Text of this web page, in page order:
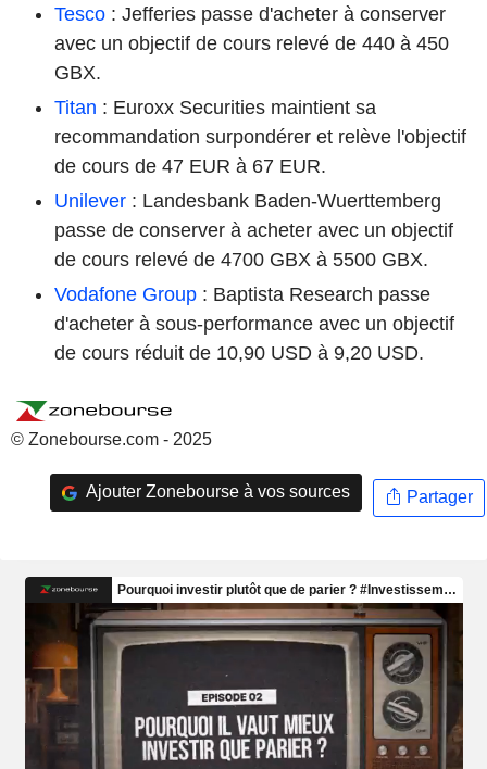
Tesco : Jefferies passe d'acheter à conserver
avec un objectif de cours relevé de 440 à 450
GBX.
Titan : Euroxx Securities maintient sa
recommandation surpondérer et relève l'objectif
de cours de 47 EUR à 67 EUR.
Unilever : Landesbank Baden-Wuerttemberg
passe de conserver à acheter avec un objectif
de cours relevé de 4700 GBX à 5500 GBX.
Vodafone Group : Baptista Research passe
d'acheter à sous-performance avec un objectif
de cours réduit de 10,90 USD à 9,20 USD.
© Zonebourse.com - 2025
Ajouter Zonebourse à vos sources Partager